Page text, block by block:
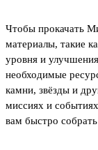
Чтобы прокачать
материалы, такие
уровня и
необходимые
камни, звёзды и
миссиях и
вам быстро